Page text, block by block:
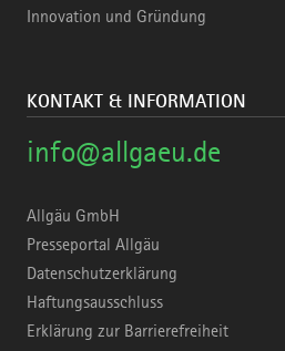
Innovation und Gründung
KONTAKT & INFORMATION
info@allgaeu.de
Allgäu GmbH
Presseportal Allgäu
Datenschutzerklärung
Haftungsausschluss
Erklärung zur Barrierefreiheit